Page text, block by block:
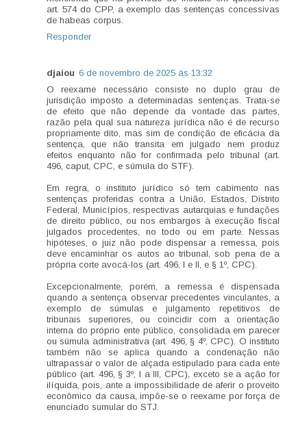
art. 574 do CPP, a exemplo das sentenças concessivas
de habeas corpus.
Responder
djaiou 6 de novembro de 2025 às 13:32
O reexame necessário consiste no duplo grau de
jurisdição imposto a determinadas sentenças. Trata-se
de efeito que não depende da vontade das partes,
razão pela qual sua natureza jurídica não é de recurso
propriamente dito, mas sim de condição de eficácia da
sentença, que não transita em julgado nem produz
efeitos enquanto não for confirmada pelo tribunal (art.
496, caput, CPC, e súmula do STF).
Em regra, o instituto jurídico só tem cabimento nas
sentenças proferidas contra a União, Estados, Distrito
Federal, Municípios, respectivas autarquias e fundações
de direito público, ou nos embargos à execução fiscal
julgados procedentes, no todo ou em parte. Nessas
hipóteses, o juiz não pode dispensar a remessa, pois
deve encaminhar os autos ao tribunal, sob pena de a
própria corte avocá-los (art. 496, I e II, e § 1º, CPC).
Excepcionalmente, porém, a remessa é dispensada
quando a sentença observar precedentes vinculantes, a
exemplo de súmulas e julgamento repetitivos de
tribunais superiores, ou coincidir com a orientação
interna do próprio ente público, consolidada em parecer
ou súmula administrativa (art. 496, § 4º, CPC). O instituto
também não se aplica quando a condenação não
ultrapassar o valor de alçada estipulado para cada ente
público (art. 496, § 3º, I a III, CPC), exceto se a ação for
ilíquida, pois, ante a impossibilidade de aferir o proveito
econômico da causa, impõe-se o reexame por força de
enunciado sumular do STJ.